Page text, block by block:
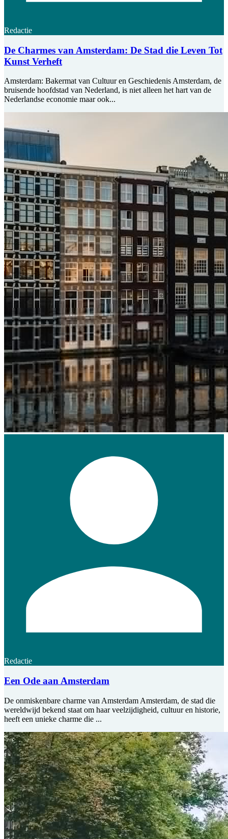
Redactie
De Charmes van Amsterdam: De Stad die Leven Tot
Kunst Verheft
Amsterdam: Bakermat van Cultuur en Geschiedenis Amsterdam, de
bruisende hoofdstad van Nederland, is niet alleen het hart van de
Nederlandse economie maar ook...
Redactie
Een Ode aan Amsterdam
De onmiskenbare charme van Amsterdam Amsterdam, de stad die
wereldwijd bekend staat om haar veelzijdigheid, cultuur en historie,
heeft een unieke charme die ...